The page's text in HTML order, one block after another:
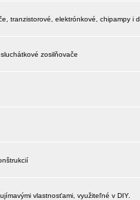
tranzistorové, elektrónkové, chipampy i
zosilňovače
vlastnosťami, využiteľné v DIY.